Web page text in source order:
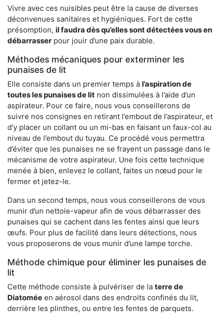
Vivre avec ces nuisibles peut être la cause de diverses
déconvenues sanitaires et hygiéniques. Fort de cette
présomption, il faudra dès qu’elles sont détectées vous en
débarrasser pour jouir d’une paix durable.
Méthodes mécaniques pour exterminer les
punaises de lit
Elle consiste dans un premier temps à l’aspiration de
toutes les punaises de lit non dissimulées à l’aide d’un
aspirateur. Pour ce faire, nous vous conseillerons de
suivre nos consignes en retirant l’embout de l’aspirateur, et
d’y placer un collant ou un mi-bas en faisant un faux-col au
niveau de l’embout du tuyau. Ce procédé vous permettra
d’éviter que les punaises ne se frayent un passage dans le
mécanisme de votre aspirateur. Une fois cette technique
menée à bien, enlevez le collant, faites un nœud pour le
fermer et jetez-le.
Dans un second temps, nous vous conseillerons de vous
munir d’un nettoie-vapeur afin de vous débarrasser des
punaises qui se cachent dans les fentes ainsi que leurs
œufs. Pour plus de facilité dans leurs détections, nous
vous proposerons de vous munir d’une lampe torche.
Méthode chimique pour éliminer les punaises de
lit
Cette méthode consiste à pulvériser de la terre de
Diatomée en aérosol dans des endroits confinés du lit,
derrière les plinthes, ou entre les fentes de parquets.